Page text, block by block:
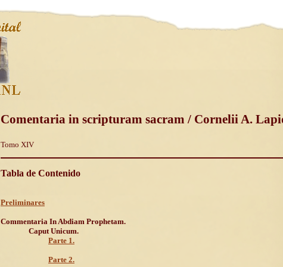
Comentaria in scripturam sacram / Cornelii A.
Tomo XIV
Tabla de Contenido
Preliminares
Commentaria In Abdiam Prophetam.
Caput Unicum.
Parte 1.
Parte 2.